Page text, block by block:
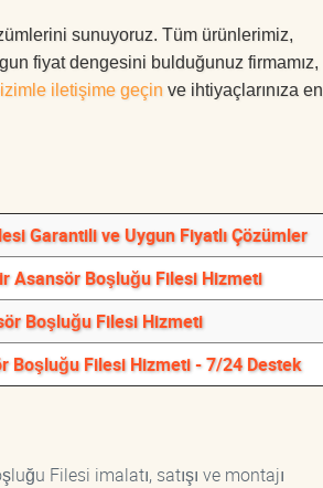
sunuyoruz. Tüm ürünlerimiz,
fiyat dengesini bulduğunuz firmamız,
iletişime geçin ve ihtiyaçlarınıza en
Garantili ve Uygun Fiyatlı Çözümler
Asansör Boşluğu Filesi Hizmeti
Boşluğu Filesi Hizmeti
Boşluğu Filesi Hizmeti - 7/24 Destek
Filesi imalatı, satışı ve montajı